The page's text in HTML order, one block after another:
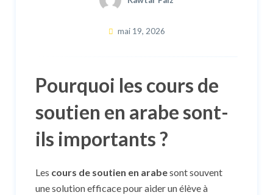
mai 19, 2026
Pourquoi les cours de
soutien en arabe sont-
ils importants ?
Les cours de soutien en arabesont souvent
une solution efficace pour aider un élève à